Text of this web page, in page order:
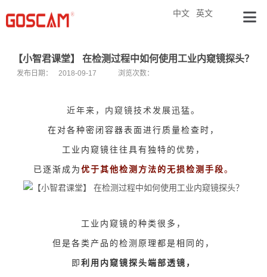
英文
中文
【小智君课堂】 在检测过程中如何使用工业内窥镜探头？
发布日期： 2018-09-17 浏览次数：
近年来，内窥镜技术发展迅猛。
在对各种密闭容器表面进行质量检查时，
工业内窥镜往往具有独特的优势，
已逐渐成为优于其他检测方法的无损检测手段。
工业内窥镜的种类很多，
但是各类产品的检测原理都是相同的，
即利用内窥镜探头端部透镜，